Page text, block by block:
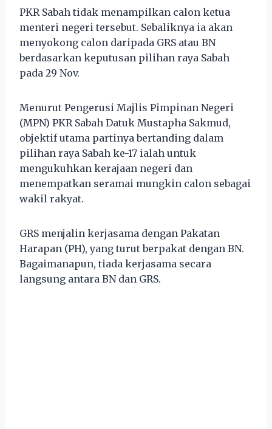
PKR Sabah tidak menampilkan calon ketua
menteri negeri tersebut. Sebaliknya ia akan
menyokong calon daripada GRS atau BN
berdasarkan keputusan pilihan raya Sabah
pada 29 Nov.
Menurut Pengerusi Majlis Pimpinan Negeri
(MPN) PKR Sabah Datuk Mustapha Sakmud,
objektif utama partinya bertanding dalam
pilihan raya Sabah ke-17 ialah untuk
mengukuhkan kerajaan negeri dan
menempatkan seramai mungkin calon sebagai
wakil rakyat.
GRS menjalin kerjasama dengan Pakatan
Harapan (PH), yang turut berpakat dengan BN.
Bagaimanapun, tiada kerjasama secara
langsung antara BN dan GRS.